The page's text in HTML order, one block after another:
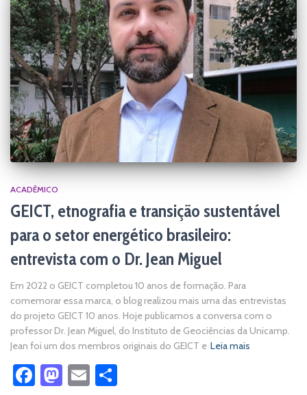
ACADÊMICO
GEICT, etnografia e transição sustentável
para o setor energético brasileiro:
entrevista com o Dr. Jean Miguel
Em 2022 o GEICT completou 10 anos de formação. Para
comemorar essa marca, o blog realizou mais uma das entrevistas
do projeto GEICT 10 anos. Hoje publicamos a conversa com o
professor Dr. Jean Miguel, do Instituto de Geociências da Unicamp.
Jean foi um dos membros originais do GEICT e Leia mais
Facebook
Mastodon
Email